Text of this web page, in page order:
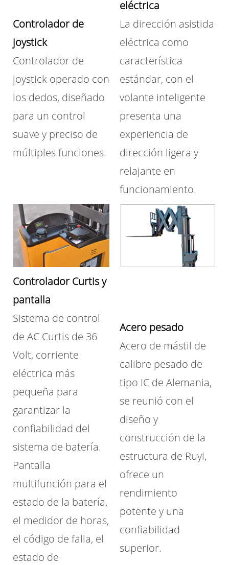
Controlador de
joystick
Controlador de
joystick operado con
los dedos, diseñado
para un control
suave y preciso de
múltiples funciones.
eléctrica
La dirección asistida
eléctrica como
característica
estándar, con el
volante inteligente
presenta una
experiencia de
dirección ligera y
relajante en
funcionamiento.
Controlador Curtis y
pantalla
Sistema de control
de AC Curtis de 36
Volt, corriente
eléctrica más
pequeña para
garantizar la
confiabilidad del
sistema de batería.
Pantalla
multifunción para el
estado de la batería,
el medidor de horas,
el código de falla, el
estado de
Acero pesado
Acero de mástil de
calibre pesado de
tipo IC de Alemania,
se reunió con el
diseño y
construcción de la
estructura de Ruyi,
ofrece un
rendimiento
potente y una
confiabilidad
superior.